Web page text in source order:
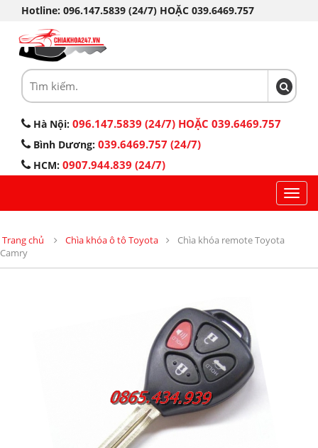
Hotline: 096.147.5839 (24/7) HOẶC 039.6469.757
Hà Nội: 096.147.5839 (24/7) HOẶC 039.6469.757
Bình Dương: 039.6469.757 (24/7)
HCM: 0907.944.839 (24/7)
Trang chủ Chìa khóa ô tô Toyota
Chìa khóa remote Toyota
Camry